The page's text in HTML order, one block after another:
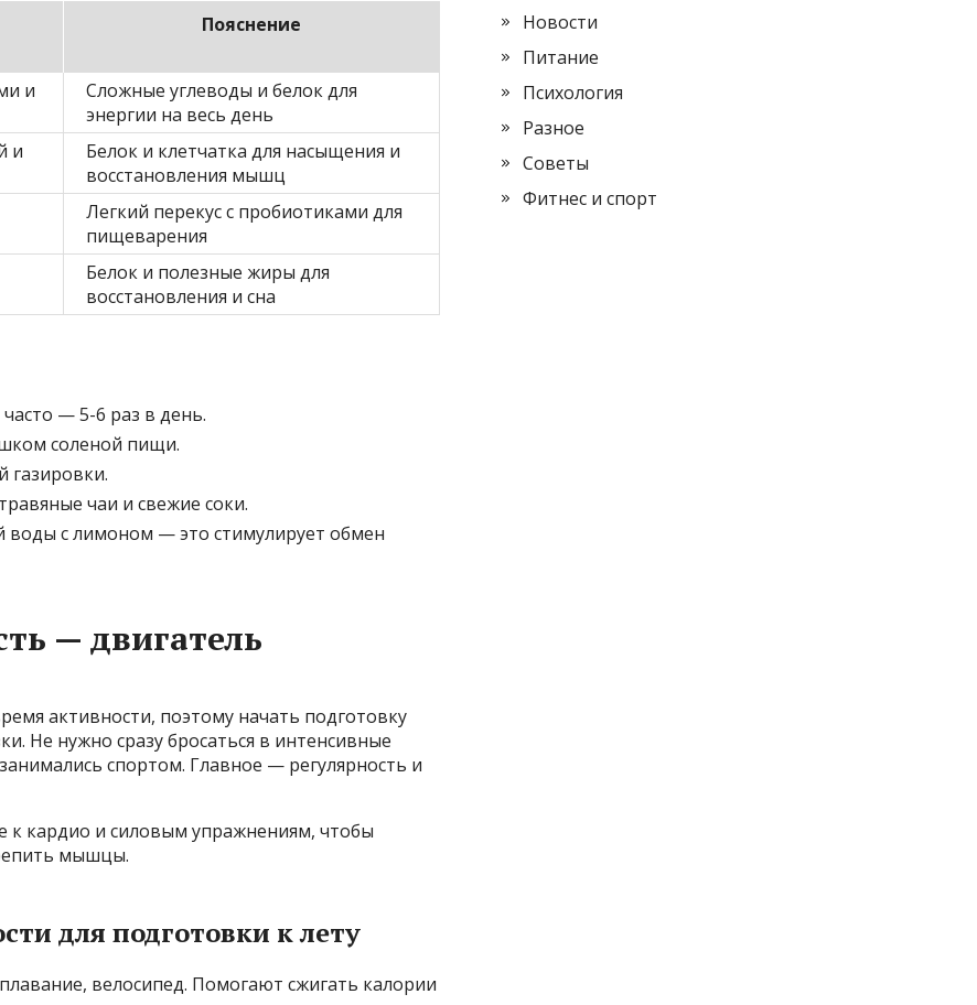
Пояснение
и
Сложные углеводы и белок для
энергии на весь день
и
Белок и клетчатка для насыщения и
восстановления мышц
Легкий перекус с пробиотиками для
пищеварения
Белок и полезные жиры для
восстановления и сна
— 5-6 раз в день.
соленой пищи.
газировки.
чаи и свежие соки.
воды с лимоном — это стимулирует обмен
— двигатель
активности, поэтому начать подготовку
Не нужно сразу бросаться в интенсивные
спортом. Главное — регулярность и
к кардио и силовым упражнениям, чтобы
мышцы.
для подготовки к лету
велосипед. Помогают сжигать калории
Новости
Питание
Психология
Разное
Советы
Фитнес и спорт